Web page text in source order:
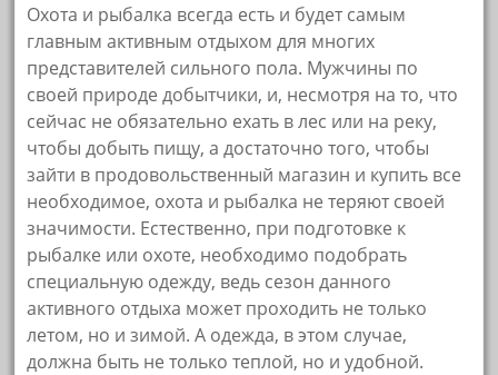
Охота и рыбалка всегда есть и будет самым
главным активным отдыхом для многих
представителей сильного пола. Мужчины по
своей природе добытчики, и, несмотря на то, что
сейчас не обязательно ехать в лес или на реку,
чтобы добыть пищу, а достаточно того, чтобы
зайти в продовольственный магазин и купить все
необходимое, охота и рыбалка не теряют своей
значимости. Естественно, при подготовке к
рыбалке или охоте, необходимо подобрать
специальную одежду, ведь сезон данного
активного отдыха может проходить не только
летом, но и зимой. А одежда, в этом случае,
должна быть не только теплой, но и удобной.